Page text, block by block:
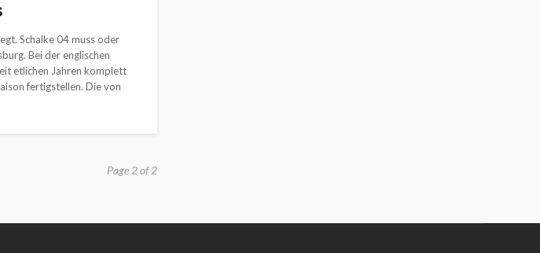
Schalke 04 muss oder
Bei der englischen
etlichen Jahren komplett
fertigstellen. Die von
Page 2 of 2